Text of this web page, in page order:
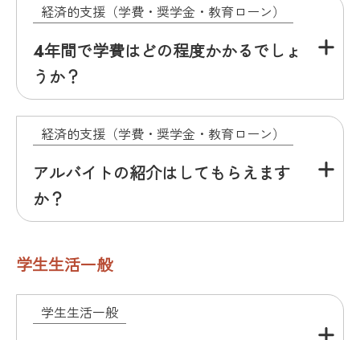
経済的支援（学費・奨学金・教育ローン）
4年間で学費はどの程度かかるでしょ
うか？
経済的支援（学費・奨学金・教育ローン）
アルバイトの紹介はしてもらえます
か？
学生生活一般
学生生活一般